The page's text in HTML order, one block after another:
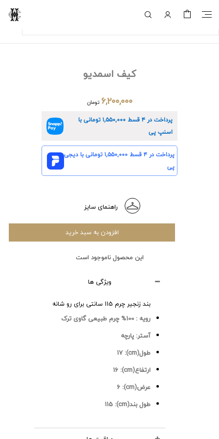
کیف اسمدیو
۶,۲۰۰,۰۰۰ تومان
پرداخت در ۴ قسط ۱,۵۵۰,۰۰۰تومانی با
اسنپ پی
پرداخت در ۴ قسط ۱,۵۵۰,۰۰۰تومانی با دیجی
پی
راهنمای سایز
افزودن به سبد خرید
این محصول ناموجود است
ویژگی ها
بند زنجیر چرم 115 سانتی برای رو شانه
رویه : 100% چرم طبیعی گاوی ترک
آستر: پارچه
طول(cm):
17
ارتفاع(cm):
16
عرض(cm):
6
طول بند(cm):
115